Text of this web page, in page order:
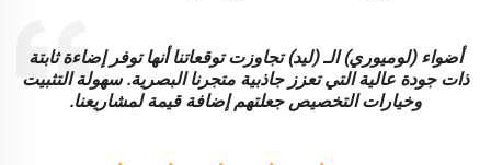
أضواء (لوميوري) الـ (ليد) تجاوزت توقعاتنا أنها توفر إضاءة ثابتة
ذات جودة عالية التي تعزز جاذبية متجرنا البصرية. سهولة التثبيت
وخيارات التخصيص جعلتهم إضافة قيمة لمشاريعنا.